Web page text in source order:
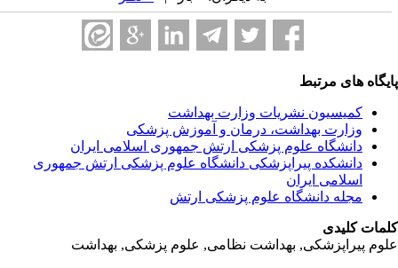
های مرتبط
کمیسیون نشریات وزارت بهداشت
وزارت بهداشت، درمان و آموزش پزشکی
دانشگاه علوم پزشکی ارتش جمهوری اسلامی ایران
دانشکده پیراپزشکی دانشگاه علوم پزشکی ارتش جمهوری
اسلامی ایران
مجله دانشگاه علوم پزشکی ارتش
کلیدی
پیراپزشکی, بهداشت نظامی, علوم پزشکی, بهداشت